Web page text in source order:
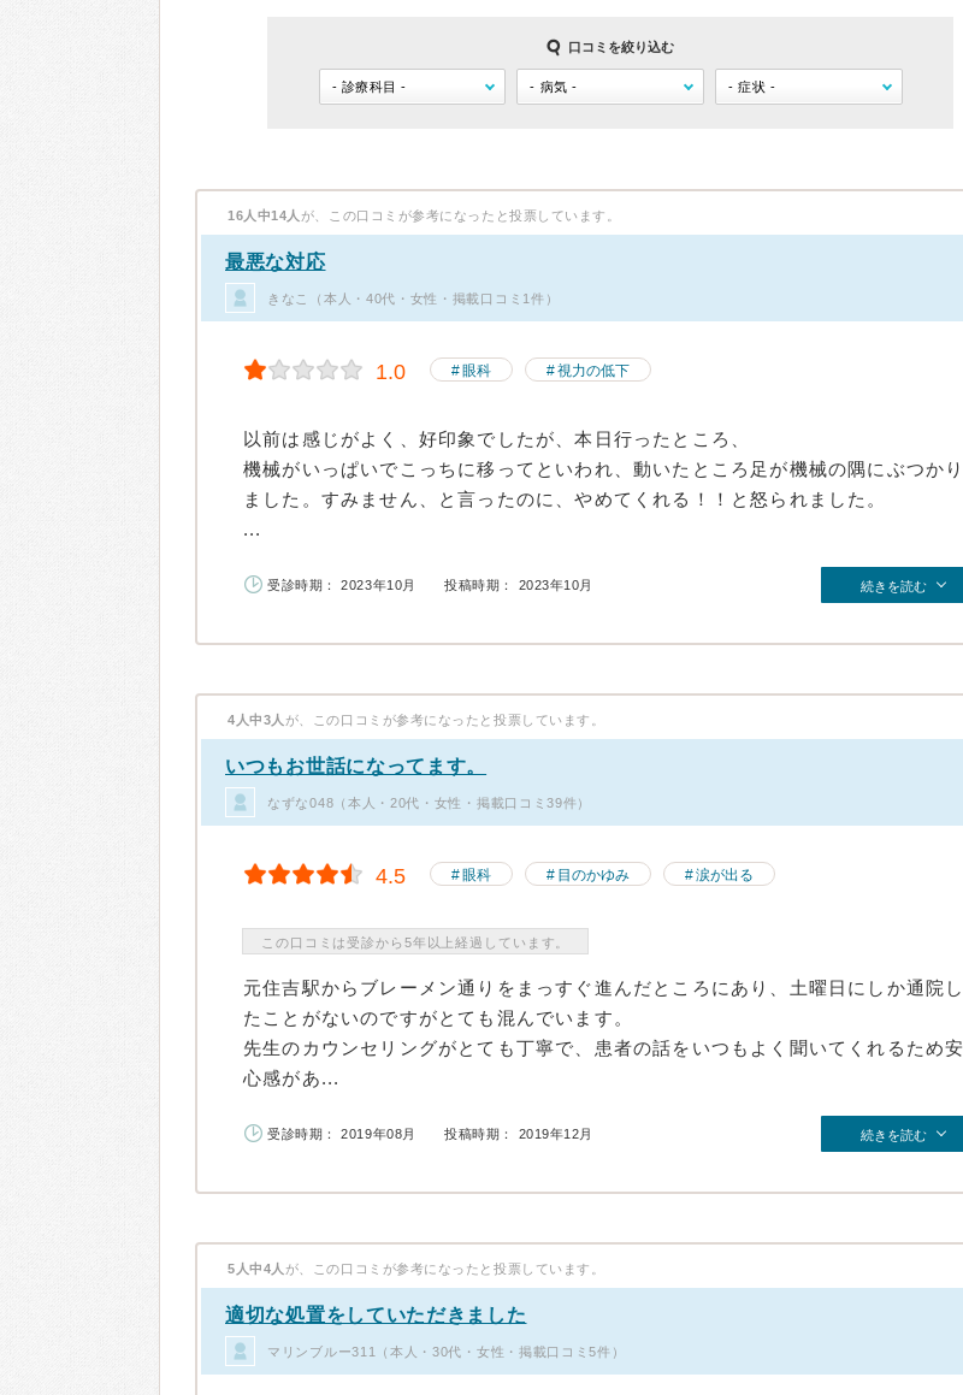
口コミを絞り込む
16人中14人 が、この口コミが参考になったと投票しています。
最悪な対応
きなこ（本人・40代・女性・掲載口コミ1件）
1.0 眼科 視力の低下
以前は感じがよく、好印象でしたが、本日行ったところ、
機械がいっぱいでこっちに移ってといわれ、動いたところ足が機械の隅にぶつかり
ました。すみません、と言ったのに、やめてくれる！！と怒られました。
...
受診時期： 2023年10月 投稿時期： 2023年10月 続きを読む
4人中3人 が、この口コミが参考になったと投票しています。
いつもお世話になってます。
なずな048（本人・20代・女性・掲載口コミ39件）
4.5 眼科 目のかゆみ 涙が出る
この口コミは受診から5年以上経過しています。
元住吉駅からブレーメン通りをまっすぐ進んだところにあり、土曜日にしか通院し
たことがないのですがとても混んでいます。
先生のカウンセリングがとても丁寧で、患者の話をいつもよく聞いてくれるため安
心感があ...
受診時期： 2019年08月 投稿時期： 2019年12月 続きを読む
5人中4人 が、この口コミが参考になったと投票しています。
適切な処置をしていただきました
マリンブルー311（本人・30代・女性・掲載口コミ5件）